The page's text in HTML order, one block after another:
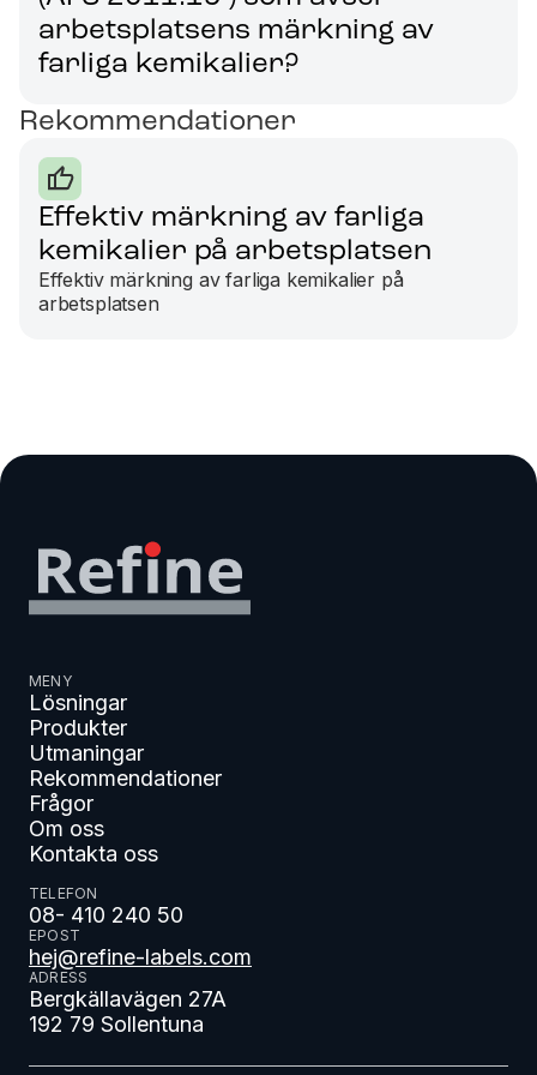
arbetsplatsens märkning av
farliga kemikalier?
Rekommendationer
Effektiv märkning av farliga
kemikalier på arbetsplatsen
Effektiv märkning av farliga kemikalier på
arbetsplatsen
MENY
Lösningar
Produkter
Utmaningar
Rekommendationer
Frågor
Om oss
Kontakta oss
TELEFON
08- 410 240 50
EPOST
hej@refine-labels.com
ADRESS
Bergkällavägen 27A
192 79 Sollentuna